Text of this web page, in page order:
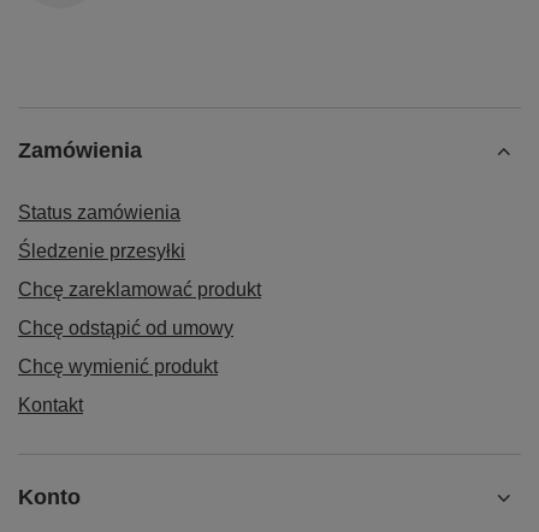
Zamówienia
Status zamówienia
Śledzenie przesyłki
Chcę zareklamować produkt
Chcę odstąpić od umowy
Chcę wymienić produkt
Kontakt
Konto